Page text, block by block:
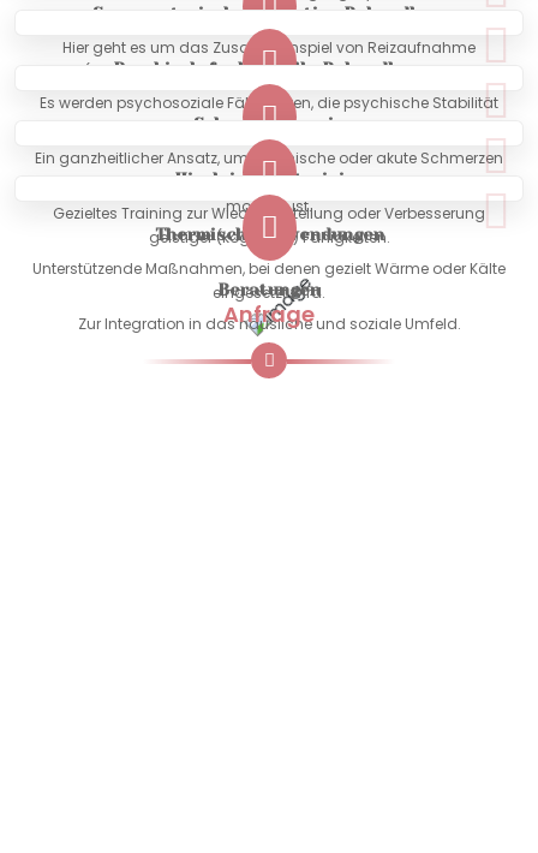
Körperhaltung.
Sensomotorisch-perzeptive Behandlung
Hier geht es um das Zusammenspiel von Reizaufnahme
(Sinneseindrücke) und Reizverarbeitung im Gehirn.
Psychisch-funktionelle Behandlung
Es werden psychosoziale Fähigkeiten, die psychische Stabilität
und die Handlungsfähigkeit im Alltag gefördert.
Schmerztherapie
Ein ganzheitlicher Ansatz, um chronische oder akute Schmerzen
so weit zu reduzieren, dass die Bewältigung des Alltags wieder
möglich ist.
Hirnleistungstraining
Gezieltes Training zur Wiederherstellung oder Verbesserung
geistiger (kognitiver) Fähigkeiten.
Thermische Anwendungen
Unterstützende Maßnahmen, bei denen gezielt Wärme oder Kälte
eingesetzt wird.
Beratungen
Zur Integration in das häusliche und soziale Umfeld.
Anfrage